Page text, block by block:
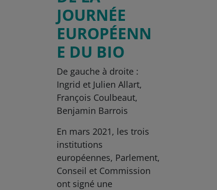
JOURNÉE
EUROPÉENN
E DU BIO
De gauche à droite :
Ingrid et Julien Allart,
François Coulbeaut,
Benjamin Barrois
En mars 2021, les trois
institutions
européennes, Parlement,
Conseil et Commission
ont signé une